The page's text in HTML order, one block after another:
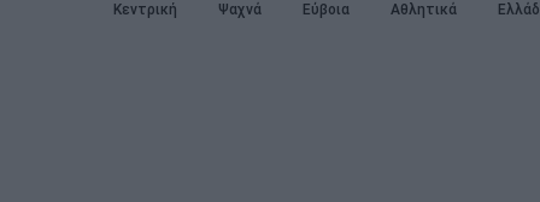
Κεντρική Ψαχνά Εύβοια Αθλητικά